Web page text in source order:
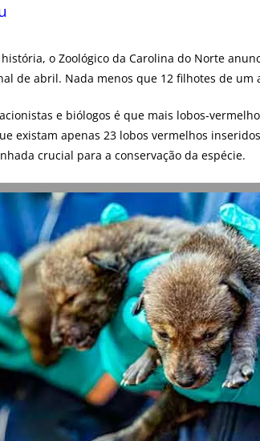
o Zoológico da Carolina do Norte
de abril. Nada menos que 12 filhotes de
e biólogos é que mais lobos-
existam apenas 23 lobos vermelhos
crucial para a conservação da espécie.